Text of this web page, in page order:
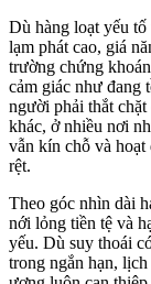
Dù hàng loạt yếu
lạm phát cao, giá
trường chứng
cảm giác như đang
người phải thắt
khác, ở nhiều nơi
vẫn kín chỗ và hoạt
rệt.
Theo góc nhìn dài
nới lỏng tiền tệ và
yếu. Dù suy thoái
trong ngắn hạn,